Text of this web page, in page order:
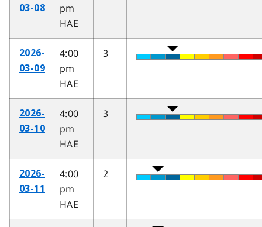
03-08
pm
HAE
2026-
03-09
4:00
pm
HAE
3
2026-
03-10
4:00
pm
HAE
3
2026-
03-11
4:00
pm
HAE
2